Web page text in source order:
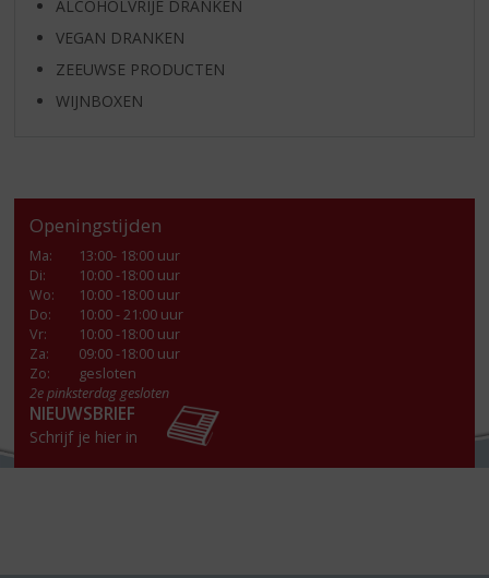
ALCOHOLVRIJE DRANKEN
VEGAN DRANKEN
ZEEUWSE PRODUCTEN
WIJNBOXEN
Openingstijden
Ma:
13:00- 18:00 uur
Di:
10:00 -18:00 uur
Wo:
10:00 -18:00 uur
Do:
10:00 - 21:00 uur
Vr:
10:00 -18:00 uur
Za:
09:00 -18:00 uur
Zo:
gesloten
2e pinksterdag gesloten
NIEUWSBRIEF
Schrijf je hier in